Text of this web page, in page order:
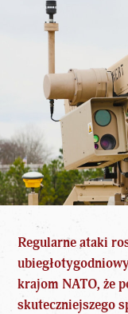
Regularne ataki
krajom NATO, że
skuteczniejszego